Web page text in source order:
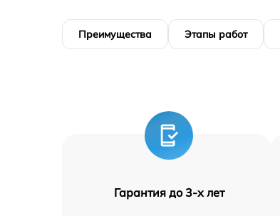
Преимущества Этапы работ
Гарантия до 3-х лет